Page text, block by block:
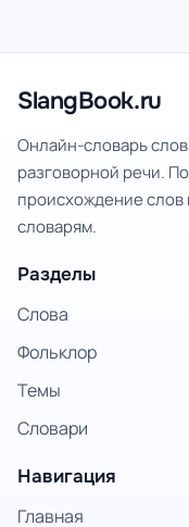
SlangBook.ru
Онлайн-словарь
разговорной речи.
происхождение слов
словарям.
Разделы
Слова
Фольклор
Темы
Словари
Навигация
Главная